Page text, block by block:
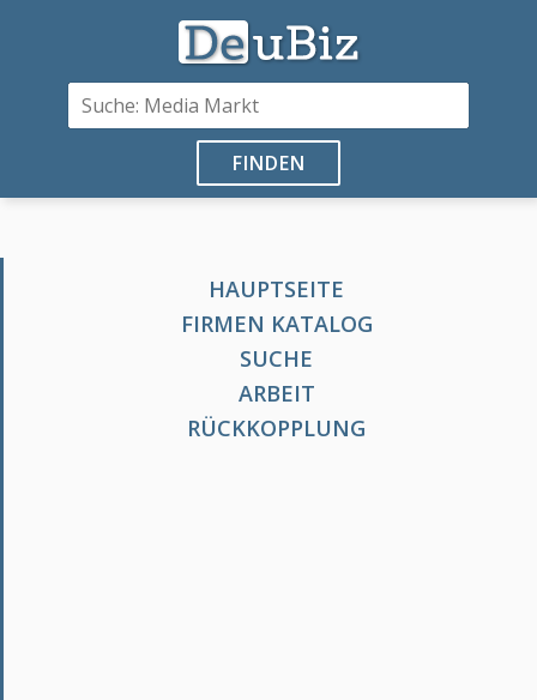
FINDEN
HAUPTSEITE
FIRMEN KATALOG
SUCHE
ARBEIT
RÜCKKOPPLUNG